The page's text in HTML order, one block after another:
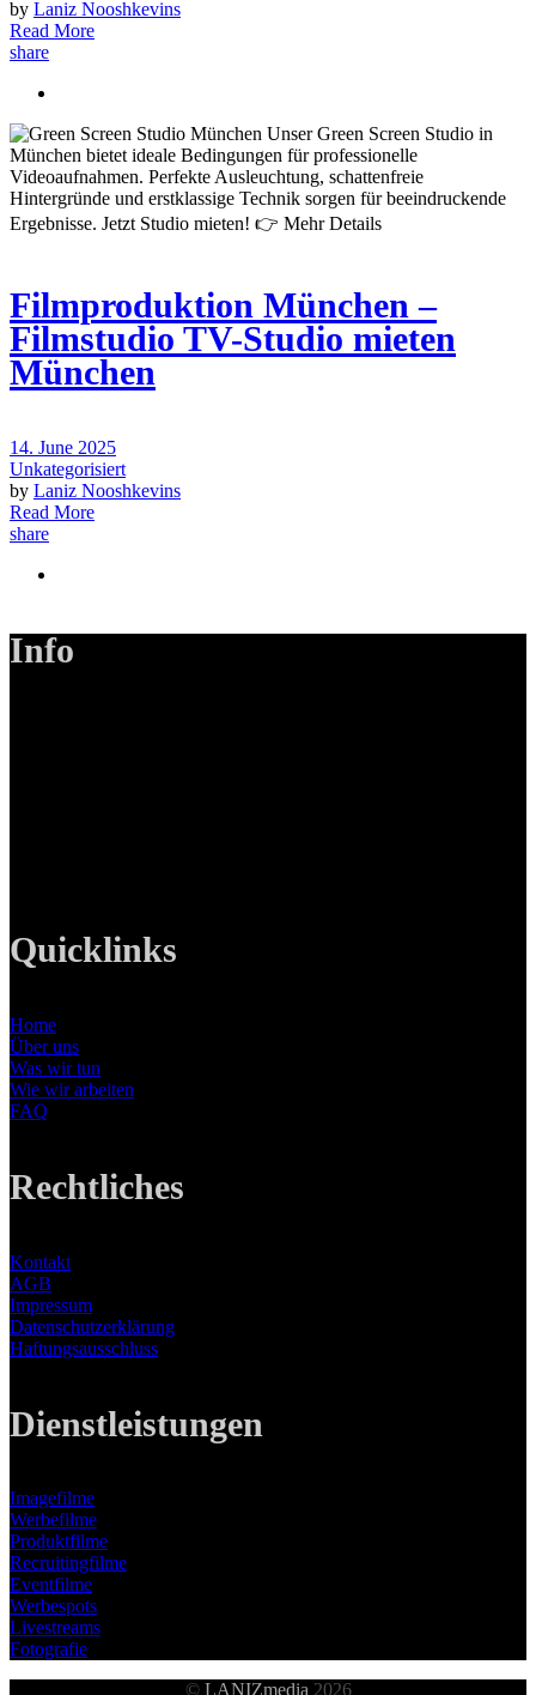
by Laniz Nooshkevins
Read More
share
Filmproduktion München –
Filmstudio TV-Studio mieten
München
14. June 2025
Unkategorisiert
by Laniz Nooshkevins
Read More
share
Info
Quicklinks
Home
Über uns
Was wir tun
Wie wir arbeiten
FAQ
Rechtliches
Kontakt
AGB
Impressum
Datenschutzerklärung
Haftungsausschluss
Dienstleistungen
Imagefilme
Werbefilme
Produktfilme
Recruitingfilme
Eventfilme
Werbespots
Livestreams
Fotografie
© LANIZmedia 2026